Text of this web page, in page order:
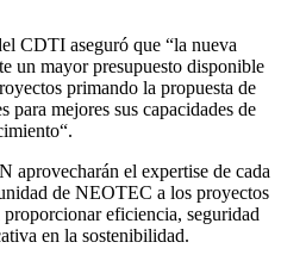
CDTI aseguró que “la nueva
un mayor presupuesto disponible
primando la propuesta de
mejores sus capacidades de
el expertise de cada
de NEOTEC a los proyectos
eficiencia, seguridad
en la sostenibilidad.